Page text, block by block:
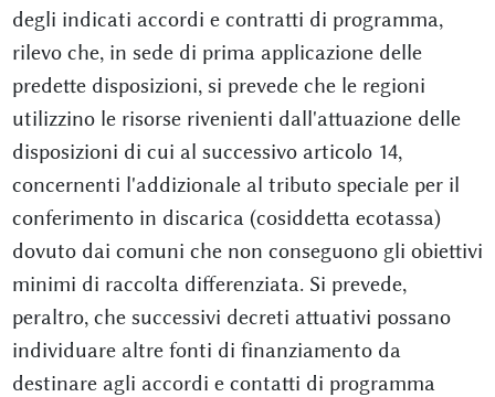
degli indicati accordi e contratti di programma,
rilevo che, in sede di prima applicazione delle
predette disposizioni, si prevede che le regioni
utilizzino le risorse rivenienti dall'attuazione delle
disposizioni di cui al successivo articolo 14,
concernenti l'addizionale al tributo speciale per il
conferimento in discarica (cosiddetta ecotassa)
dovuto dai comuni che non conseguono gli obiettivi
minimi di raccolta differenziata. Si prevede,
peraltro, che successivi decreti attuativi possano
individuare altre fonti di finanziamento da
destinare agli accordi e contatti di programma